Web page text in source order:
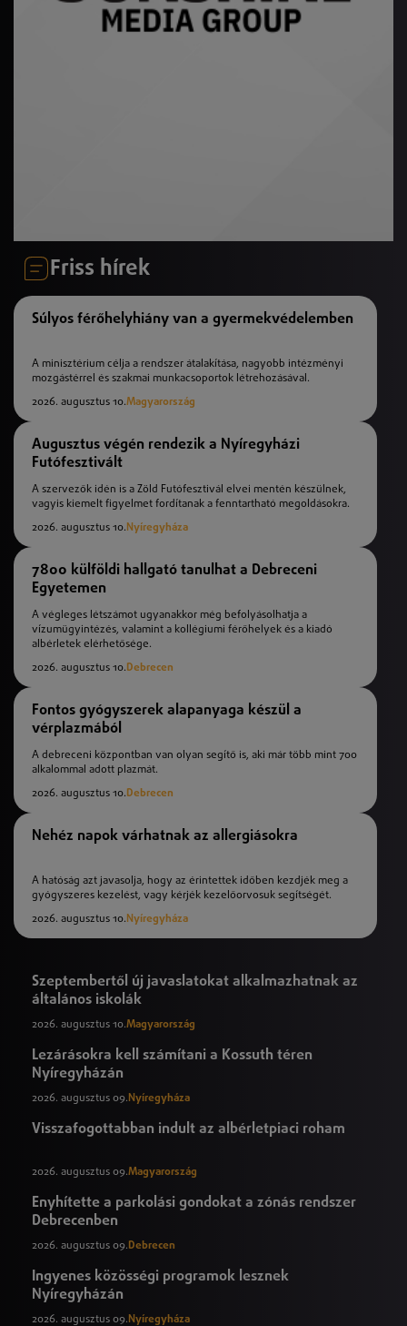
Friss hírek
Súlyos férőhelyhiány van a gyermekvédelemben
A minisztérium célja a rendszer átalakítása, nagyobb intézményi
mozgástérrel és szakmai munkacsoportok létrehozásával.
2026. augusztus 10.Magyarország
Augusztus végén rendezik a Nyíregyházi
Futófesztivált
A szervezők idén is a Zöld Futófesztivál elvei mentén készülnek,
vagyis kiemelt figyelmet fordítanak a fenntartható megoldásokra.
2026. augusztus 10. Nyíregyháza
7800 külföldi hallgató tanulhat a Debreceni
Egyetemen
A végleges létszámot ugyanakkor még befolyásolhatja a
vízumügyintézés, valamint a kollégiumi férőhelyek és a kiadó
albérletek elérhetősége.
2026. augusztus 10.Debrecen
Fontos gyógyszerek alapanyaga készül a
vérplazmából
A debreceni központban van olyan segítő is, aki már több mint 700
alkalommal adott plazmát.
2026. augusztus 10.Debrecen
Nehéz napok várhatnak az allergiásokra
A hatóság azt javasolja, hogy az érintettek időben kezdjék meg a
gyógyszeres kezelést, vagy kérjék kezelőorvosuk segítségét.
2026. augusztus 10. Nyíregyháza
Szeptembertől új javaslatokat alkalmazhatnak az
általános iskolák
2026. augusztus 10.Magyarország
Lezárásokra kell számítani a Kossuth téren
Nyíregyházán
2026. augusztus 09. Nyíregyháza
Visszafogottabban indult az albérletpiaci roham
2026. augusztus 09.Magyarország
Enyhítette a parkolási gondokat a zónás rendszer
Debrecenben
2026. augusztus 09.Debrecen
Ingyenes közösségi programok lesznek
Nyíregyházán
2026. augusztus 09. Nyíregyháza